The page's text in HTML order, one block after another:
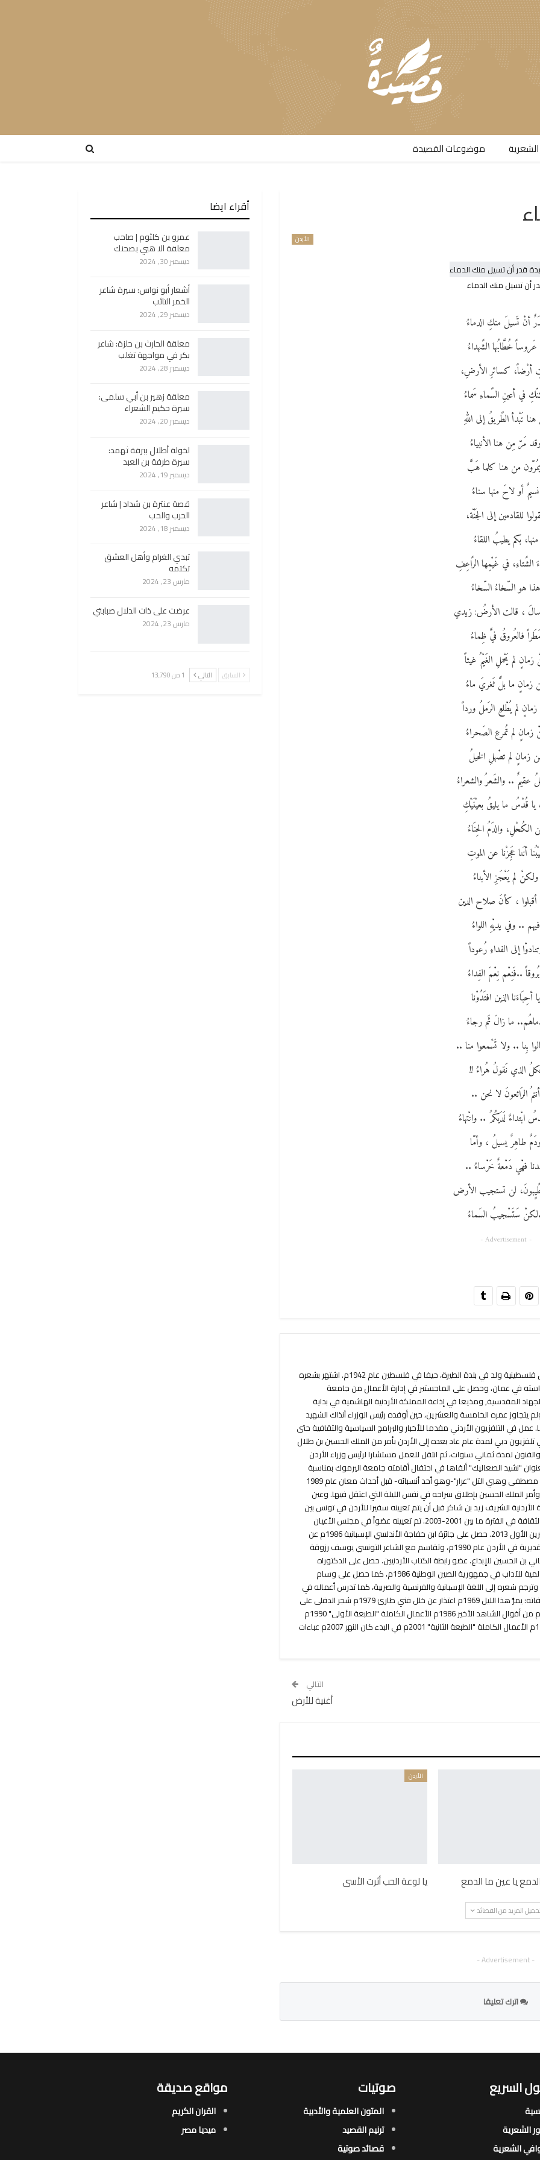
موضوعات القصيدة​
الأردن
أن تسيل منك الدماء
أنْ تَسيلَ منكِ الدماءُ
عَروساً خُطَّابُها الشًهداءُ
أرْضاً، كسائرِ الأرضِ،
في أعينِ السًماءِ سَماءُ
تَبْدأ الطًريقُ إلى اللهِ
مَرّ مِن هنا الأنبياءُ
من هنا كلما هَبَّ
نسيمٌ أو لاحَ منها سناءُ
للقادمين إلى الجَنّة،
منها، بكم يطيبُ اللقاءُ
الشًتاءِ، في غَيْمِها الرًاعِفِ
هذا هو السّخاءُ السّخاءُ
، قالت الأرضُ: زيدي
فالعُروقُ فيَّ ظِماءُ
لم يَحْملِ الغَيْمُ غيثاً
زمانٍ ما بلَّ ثَغريَ ماءُ
لم يُطْلعِ الرَملُ ورداً
زمانٍ لم تُمرعِ الصَحراءُ
زمانٍ لم تصْهلِ الخيلُ
عقيمٌ .. والشَعرُ والشعراءُ
قُدْسُ ما يليقُ بعيْنَيْكِ
الكُحْلِ، والدَمُ الحِنَاءُ
أنَنا عَجِزْنا عن الموتِ
ولكنْ لم يَعْجَزِ الأبناءُ
أقبلوا ، كأنَ صلاح الدين
فيهم .. وفي يديْهِ اللواءُ
إلى الفداءِ رُعوداً
..فَنِعْم نِعْمَ الفِداءُ
يا أحِبَاءَنا الذين افتَدُوْنا
ما زالَ ثَم رجاءُ
بِنا .. ولا تَسْمعوا منا ..
الذي نَقولُ هُراءُ !!
أنتمُ الرَائعونَ لا نحن ..
ابْتداءٌ لَدَيكُمُ .. وانْتهاءُ
طاهِرٌ يسيلُ ، وأمّا
فهْي دَمْعةٌ خَرْساءُ ..
لن تستجيب الأرض
سَتَسْجيبُ السَماءُ
- Advertisement -
حيدر محمود هو شاعرأردني من أصول فلسطينية ولد في بلدة الطيرة، حيفا في فلسطين عام 1942م. اشتهر بشعره
في عمان، وحصل على الماجستير في إدارة الأعمال من جامعة
المقدسية, ومذيعا في إذاعة المملكة الأردنية الهاشمية في بداية
يتجاوز عمره الخامسة والعشرين، حين أوفده رئيس الوزراء آنذاك الشهيد
عمل في التلفزيون الأردني مقدما للأخبار والبرامج السياسية والثقافية حتى
تلفزيون دبي لمدة عام عاد بعده إلى الأردن بأمر من الملك الحسين بن طلال
لمدة ثماني سنوات، ثم انتقل للعمل مستشارا لرئيس وزراء الأردن
"نشيد الصعاليك" ألقاها في احتفال أقامته جامعة اليرموك بمناسبة
الذكرى الأربعين على رحيل شاعر الأردن مصطفى وهبي التل "عرار"-وهو أحد أنسبائه- قبل أحداث معان عام 1989
الملك الحسين بإطلاق سراحه في نفس الليلة التي اعتقل فيها. وعين
الشريف زيد بن شاكر قبل أن يتم تعيينه سفيرا للأردن في تونس بين
عامي 1991-1999. شغل منصب وزير الثقافة في الفترة ما بين 2001-2003. تم تعيينه عضواً في مجلس الأعيان
الأردني السادس والعشرين في 24 تشرين الأول 2013. حصل على جائزة ابن خفاجة الأندلسي الإسبانية 1986م عن
ديوان لائيات الحطب، وجائزة الدولة التقديرية في الأردن عام 1990م، وتقاسم مع الشاعر التونسي يوسف رزوقة
بن الحسين للإبداع. عضو رابطة الكتاب الأردنيين. حصل على الدكتوراه
الفخرية في الآداب من الأكاديمية العالمية للآداب في جمهورية الصين الوطنية 1986م، كما حصل على وسام
الثقافي من تونس 1999م وترجم شعره إلى اللغة الإسبانية والفرنسية والصربية، كما تدرس أعماله في
مختلف مراحل التعليم في الأردن. مؤلفاته: يمرُّ هذا الليل 1969م اعتذار عن خلل فني طارئ 1979م شجر الدفلى على
النهر يغني 1981م لائيات الحطب 1985م من أقوال الشاهد الأخير 1986م الأعمال الكاملة "الطبعة الأولى" 1990م
النار التي لا تشبه النار 1999م الجبل 1999م الأعمال الكاملة "الطبعة الثانية" 2001م في البدء كان النهر 2007م عباءات
التالي
أغنية للأرض
يا عين ما الدمع
الأردن
يا لوعة الحب أثرت الأسى
المزيد من القصائد
- Advertisement -
اترك تعليقا
أقراء ايضا
عمرو بن كلثوم | صاحب
معلقة الا هبي بصحنك
ديسمبر 30, 2024
أشعار أبو نواس: سيرة شاعر
الخمر التائب
ديسمبر 29, 2024
معلقة الحارث بن حلزة: شاعر
بكر في مواجهة تغلب
ديسمبر 28, 2024
معلقة زهير بن أبي سلمى:
سيرة حكيم الشعراء
ديسمبر 20, 2024
لخولة أطلال ببرقة ثهمد:
سيرة طرفة بن العبد
ديسمبر 19, 2024
قصة عنترة بن شداد | شاعر
الحرب والحب
ديسمبر 18, 2024
تبدي الغرام وأهل العشق
تكتمه
مارس 23, 2024
عرضت على ذات الدلال صبابتي
مارس 23, 2024
السابق التالي 1 من 13٬790
السريع
الشعرية​
الشعرية​
صوتيات
المتون العلمية والأدبية
ترنيم القصيد
قصائد صوتية
مواقع صديقة
القران الكريم
ميديا مصر